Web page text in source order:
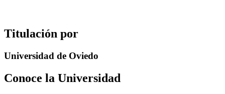
Titulación por
Universidad de Oviedo
Conoce la Universidad